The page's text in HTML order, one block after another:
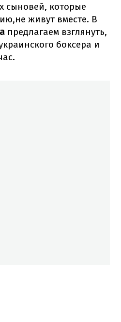
сыновей, которые
живут вместе. В
предлагаем взглянуть,
боксера и